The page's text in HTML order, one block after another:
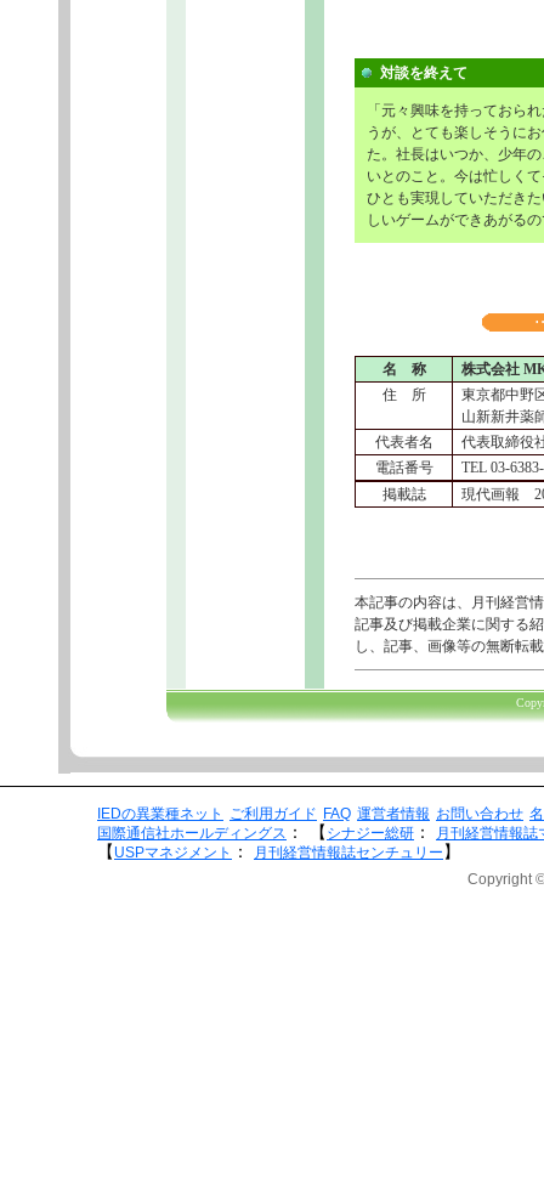
IEDの異業種ネット ご利用ガイド FAQ 運営者情報 お問い合わせ
国際通信社ホールディングス ： 【 シナジー総研 ： 月刊経営情報誌
【 USPマネジメント ： 月刊経営情報誌センチュリー 】
Copyright